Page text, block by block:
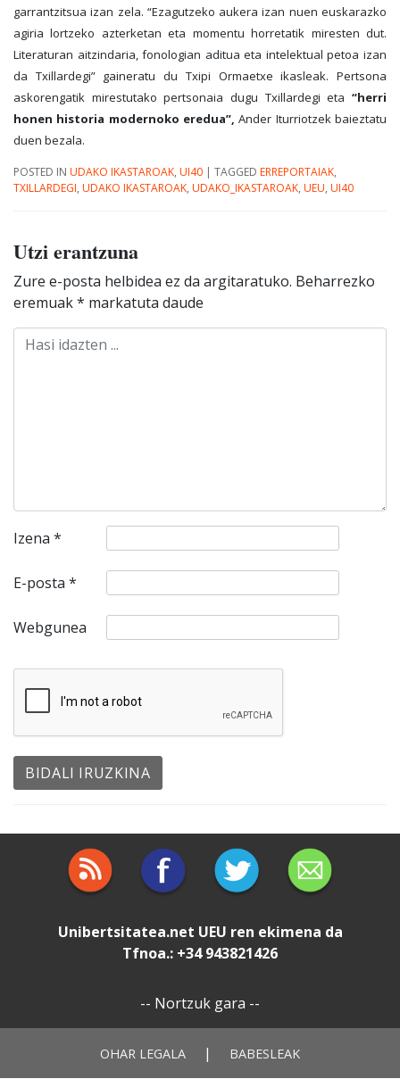
garrantzitsua izan zela. “Ezagutzeko aukera izan nuen euskarazko
agiria lortzeko azterketan eta momentu horretatik miresten dut.
Literaturan aitzindaria, fonologian aditua eta intelektual petoa izan
da Txillardegi” gaineratu du Txipi Ormaetxe ikasleak. Pertsona
askorengatik mirestutako pertsonaia dugu Txillardegi eta “herri
honen historia modernoko eredua”, Ander Iturriotzek baieztatu
duen bezala.
POSTED IN UDAKO IKASTAROAK, UI40 | TAGGED ERREPORTAIAK,
TXILLARDEGI, UDAKO IKASTAROAK, UDAKO_IKASTAROAK, UEU, UI40
Utzi erantzuna
Zure e-posta helbidea ez da argitaratuko. Beharrezko
eremuak* markatuta daude
Izena *
E-posta *
Webgunea
Unibertsitatea.net UEU ren ekimena da
Tfnoa.: +34 943821426
-- Nortzuk gara --
OHAR LEGALA | BABESLEAK